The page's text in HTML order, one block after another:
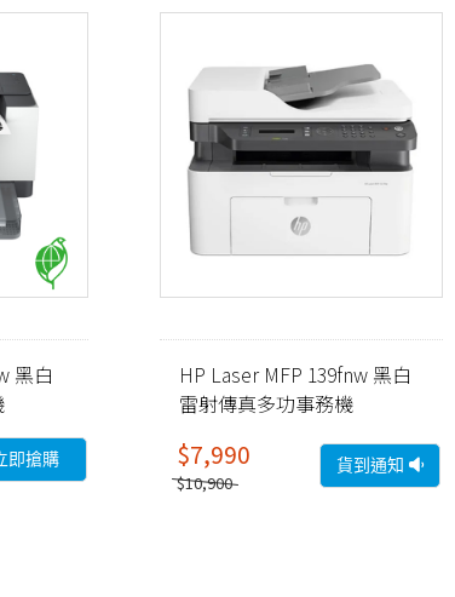
黑白
即搶購
HP Laser MFP 139fnw 黑白
雷射傳真多功事務機
$7,990
$10,900
貨到通知